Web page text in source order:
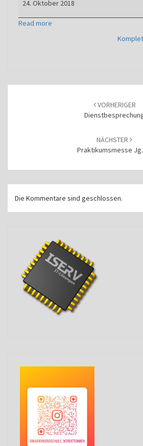
24. Oktober 2018
Read more
VORHERIGER
NÄCHSTER
Praktikumsmesse
Die Kommentare sind geschlossen.